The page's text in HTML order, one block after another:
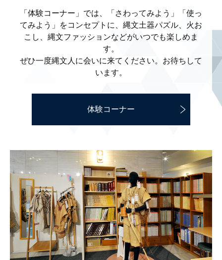
「体験コーナー」では、「さわってみよう」
「使っ
てみよう」をコンセプトに、縄文土器パズル、 火お
こし、縄文ファッションなどがいつでも楽しめま
す。
ぜひ一度縄文人に会いに来てください。 お待ちして
います。
体験コーナー